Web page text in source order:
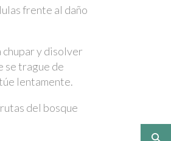
frente al daño
chupar y disolver
se trague de
lentamente.
del bosque